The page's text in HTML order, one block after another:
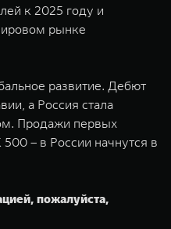
к 2025 году и
рынке
развитие. Дебют
а Россия стала
Продажи первых
– в России начнутся в
пожалуйста,